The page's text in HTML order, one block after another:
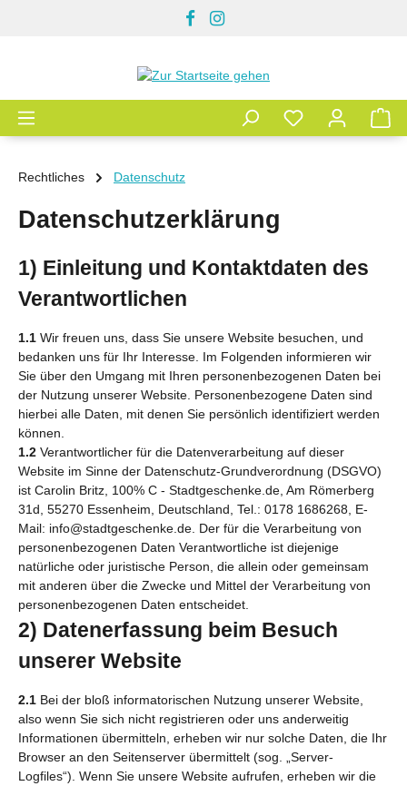
Rechtliches Datenschutz
Datenschutzerklärung
1) Einleitung und Kontaktdaten des
Verantwortlichen
1.1 Wir freuen uns, dass Sie unsere Website besuchen, und
bedanken uns für Ihr Interesse. Im Folgenden informieren wir
Sie über den Umgang mit Ihren personenbezogenen Daten bei
der Nutzung unserer Website. Personenbezogene Daten sind
hierbei alle Daten, mit denen Sie persönlich identifiziert werden
können.
1.2 Verantwortlicher für die Datenverarbeitung auf dieser
Website im Sinne der Datenschutz-Grundverordnung (DSGVO)
ist Carolin Britz, 100% C - Stadtgeschenke.de, Am Römerberg
31d, 55270 Essenheim, Deutschland, Tel.: 0178 1686268, E-
Mail: info@stadtgeschenke.de. Der für die Verarbeitung von
personenbezogenen Daten Verantwortliche ist diejenige
natürliche oder juristische Person, die allein oder gemeinsam
mit anderen über die Zwecke und Mittel der Verarbeitung von
personenbezogenen Daten entscheidet.
2) Datenerfassung beim Besuch
unserer Website
2.1 Bei der bloß informatorischen Nutzung unserer Website,
also wenn Sie sich nicht registrieren oder uns anderweitig
Informationen übermitteln, erheben wir nur solche Daten, die Ihr
Browser an den Seitenserver übermittelt (sog. „Server-
Logfiles“). Wenn Sie unsere Website aufrufen, erheben wir die